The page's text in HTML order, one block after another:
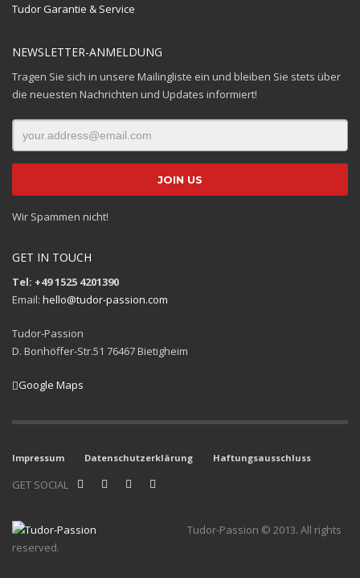
Tudor Garantie & Service
NEWSLETTER-ANMELDUNG
Tragen Sie sich in unsere Mailingliste ein und bleiben Sie stets über
die neuesten Nachrichten und Updates informiert!
Wir Spammen nicht!
GET IN TOUCH
Tel: +49 1525 4201390
Email: hello@tudor-passion.com
Tudor-Passion
D. Bonhöffer-Str.51 76467 Bietigheim
Google Maps
Impressum Datenschutzerklärung Haftungsausschluss
GET SOCIAL
Tudor-Passion © 2013. All rights
reserved.